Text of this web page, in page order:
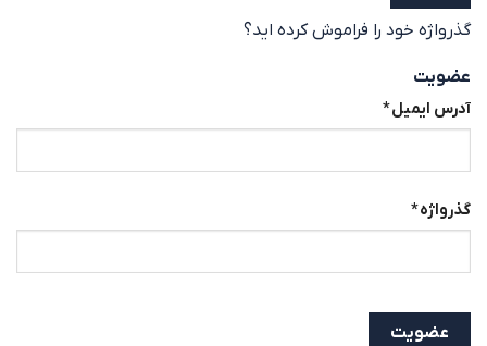
گذرواژه خود را فراموش کرده اید؟
عضویت
آدرس ایمیل*
گذرواژه*
عضویت